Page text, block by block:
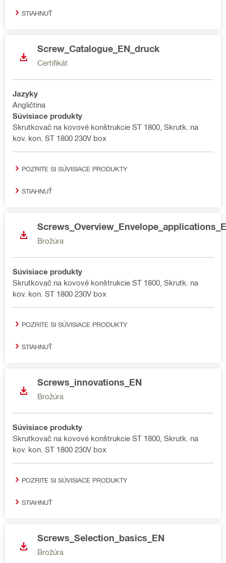
STIAHNUŤ
Screw_Catalogue_EN_druck
Certifikát
Jazyky
Angličtina
Súvisiace produkty
Skrutkovač na kovové konštrukcie ST 1800, Skrutk. na
kov. kon. ST 1800 230V box
POZRITE SI SÚVISIACE PRODUKTY
STIAHNUŤ
Brožúra
Súvisiace produkty
Skrutkovač na kovové konštrukcie ST 1800, Skrutk. na
kov. kon. ST 1800 230V box
POZRITE SI SÚVISIACE PRODUKTY
STIAHNUŤ
Screws_innovations_EN
Brožúra
Súvisiace produkty
Skrutkovač na kovové konštrukcie ST 1800, Skrutk. na
kov. kon. ST 1800 230V box
POZRITE SI SÚVISIACE PRODUKTY
STIAHNUŤ
Screws_Selection_basics_EN
Brožúra